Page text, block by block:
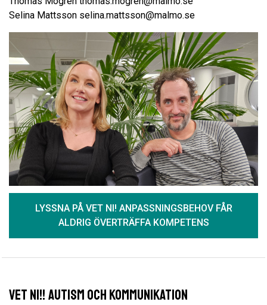
Selina Mattsson selina.mattsson@malmo.se
LYSSNA PÅ VET NI! ANPASSNINGSBEHOV FÅR
ALDRIG ÖVERTRÄFFA KOMPETENS
Vet Ni!! Autism och kommunikation